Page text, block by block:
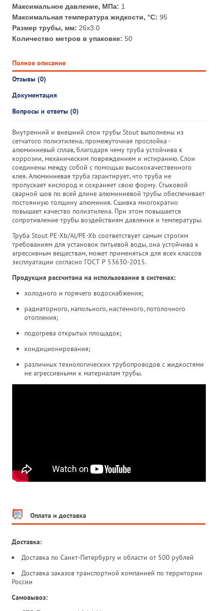
Максимальное давление, МПа: 1
Максимальная температура жидкости, °С: 95
Размер трубы, мм: 26х3.0
Количество метров в упаковке: 50
Полное описание
Отзывы (0)
Документация
Вопросы и ответы (0)
Внутренний и внешний слои трубы Stout выполнены из
сетчатого полиэтилена, промежуточная прослойка -
алюминиевый сплав, благодаря чему труба устойчива к
коррозии, механическим повреждениям и истиранию. Слои
соединены между собой с помощью высококачественного
клея. Алюминиевая труба гарантирует, что труба не
пропускает кислород и сохраняет свою форму. Стыковой
сварной шов по всей длине алюминиевой трубы обеспечивает
постоянную толщину алюминия. Сшивка многократно
повышает качество полиэтилена. При этом повышается
сопротивление трубы воздействиям давления и температуры.
Труба Stout PE-Xb/Al/PE-Xb соответствует самым строгим
требованиям для установок питьевой воды, она устойчива к
агрессивным веществам, может применяться для всех классов
эксплуатации согласно ГОСТ Р 53630-2015.
Продукция рассчитана на использование в системах:
холодного и горячего водоснабжения;
радиаторного, напольного, настенного, потолочного
отопления;
подогрева открытых площадок;
кондиционирования;
различных технологических трубопроводов с жидкостями
не агрессивными к материалам трубы.
Оплата и доставка
Доставка:
Доставка по Санкт-Петербургу и области от 500 рублей
Доставка заказов транспортной компанией по территории
России
Самовывоз: